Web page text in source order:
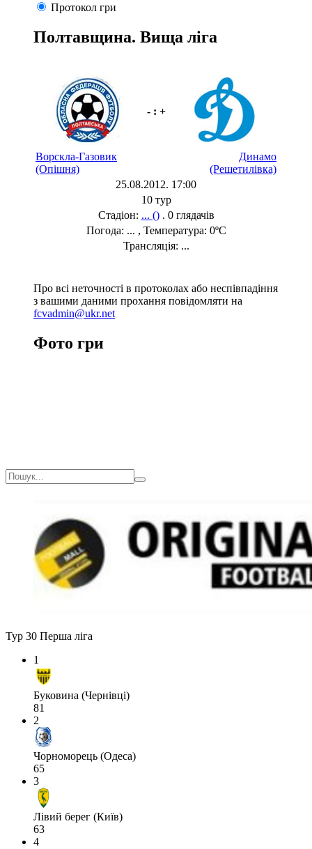
Протокол гри
Полтавщина. Вища ліга
- : +
Ворскла-Газовик
(Опішня)
Динамо
(Решетилівка)
25.08.2012. 17:00
10 тур
Стадіон: ... (). 0 глядачів
Погода: ... , Температура: 0ºC
Трансляція: ...
Про всі неточності в протоколах або неспівпадіння
з вашими даними прохання повідомляти на
fcvadmin@ukr.net
Фото гри
Тур 30 Перша ліга
1
Буковина (Чернівці)
81
2
Чорноморець (Одеса)
65
3
Лівий берег (Київ)
63
4